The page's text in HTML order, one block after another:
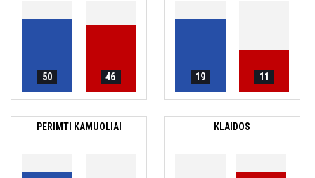
50 46 19 11
PERIMTI KAMUOLIAI KLAIDOS